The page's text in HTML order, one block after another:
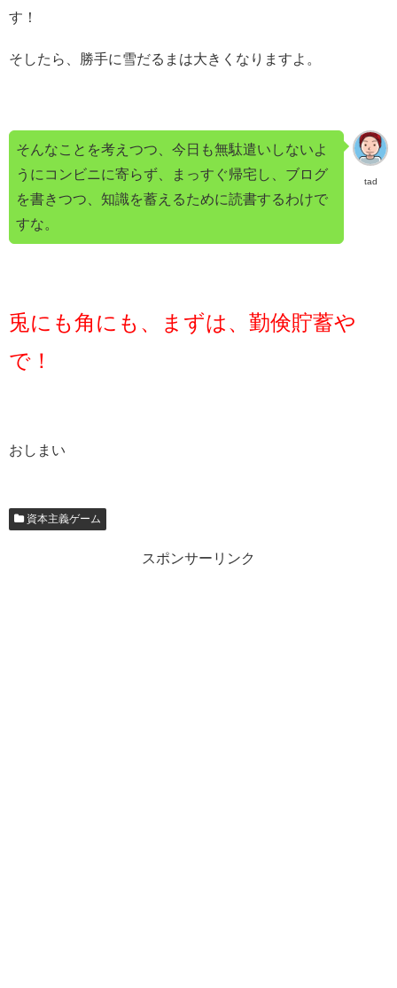
す！
そしたら、勝手に雪だるまは大きくなりますよ。
tad
そんなことを考えつつ、今日も無駄遣いしないよ
うにコンビニに寄らず、まっすぐ帰宅し、ブログ
を書きつつ、知識を蓄えるために読書するわけで
すな。
兎にも角にも、まずは、勤倹貯蓄や
で！
おしまい
資本主義ゲーム
スポンサーリンク